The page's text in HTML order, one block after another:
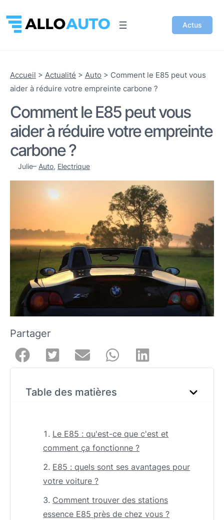
Actus
Accueil > Actualité > Auto > Comment le E85 peut vous
aider à réduire votre empreinte carbone ?
Comment le E85 peut vous
aider à réduire votre empreinte
carbone ?
Julie– Auto, Electrique
Partager
Table des matières
Le E85 : qu'est-ce que c'est et
comment ça fonctionne ?
E85 : quels sont ses avantages pour
votre voiture ?
Comment trouver des stations
essence E85 près de chez vous ?